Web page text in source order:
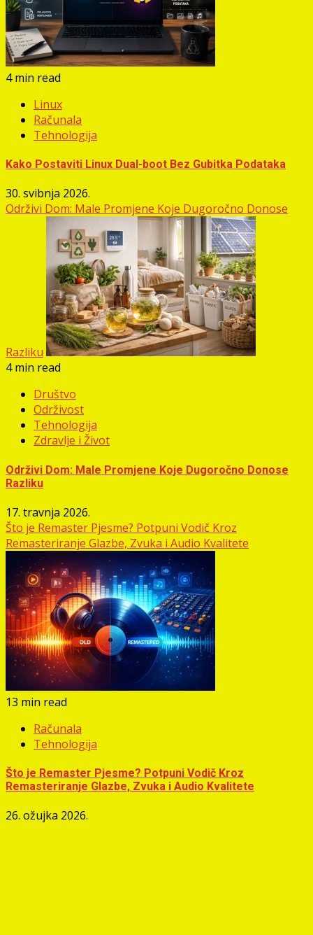
4 min read
Linux
Računala
Tehnologija
Kako Postaviti Linux Dual-boot Bez Gubitka Podataka
30. svibnja 2026.
Održivi Dom: Male Promjene Koje Dugoročno Donose
Razliku
4 min read
Društvo
Održivost
Tehnologija
Zdravlje i Život
Održivi Dom: Male Promjene Koje Dugoročno Donose
Razliku
17. travnja 2026.
Što je Remaster Pjesme? Potpuni Vodič Kroz
Remasteriranje Glazbe, Zvuka i Audio Kvalitete
13 min read
Računala
Tehnologija
Što je Remaster Pjesme? Potpuni Vodič Kroz
Remasteriranje Glazbe, Zvuka i Audio Kvalitete
26. ožujka 2026.